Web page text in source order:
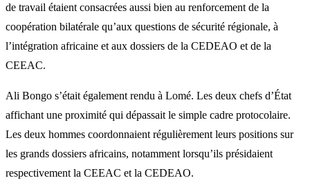
de travail étaient consacrées aussi bien au renforcement de la
coopération bilatérale qu’aux questions de sécurité régionale, à
l’intégration africaine et aux dossiers de la CEDEAO et de la
CEEAC.
Ali Bongo s’était également rendu à Lomé. Les deux chefs d’État
affichant une proximité qui dépassait le simple cadre protocolaire.
Les deux hommes coordonnaient régulièrement leurs positions sur
les grands dossiers africains, notamment lorsqu’ils présidaient
respectivement la CEEAC et la CEDEAO.